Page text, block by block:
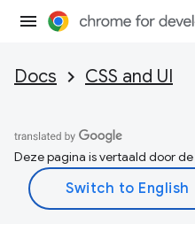
Docs CSS and UI
Deze pagina is vertaald door de